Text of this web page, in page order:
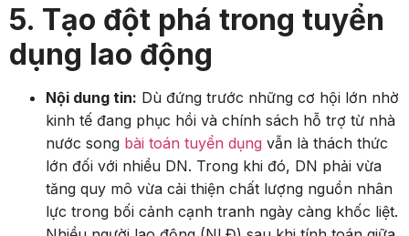
5. Tạo đột phá trong tuyển
dụng lao động
Nội dung tin: Dù đứng trước những cơ hội lớn nhờ
kinh tế đang phục hồi và chính sách hỗ trợ từ nhà
nước song bài toán tuyển dụng vẫn là thách thức
lớn đối với nhiều DN. Trong khi đó, DN phải vừa
tăng quy mô vừa cải thiện chất lượng nguồn nhân
lực trong bối cảnh cạnh tranh ngày càng khốc liệt.